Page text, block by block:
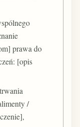
prawa do
[opis
/